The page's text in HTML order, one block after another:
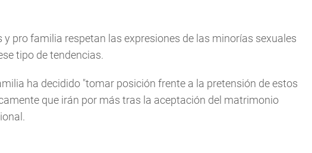
pro familia respetan las expresiones de las minorías sexuales
tipo de tendencias.
ha decidido "tomar posición frente a la pretensión de estos
que irán por más tras la aceptación del matrimonio